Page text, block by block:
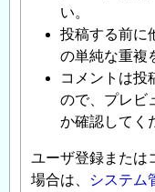
い。
投稿する前に
の単純な重複
コメントは投
ので、プレビ
か確認してく
ユーザ登録または
場合は、
システム